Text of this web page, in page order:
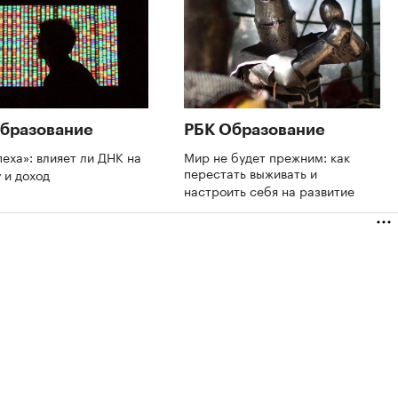
влияет ли ДНК на
доход
РБК Образование
Мир не будет прежним: как
перестать выживать и
настроить себя на развитие